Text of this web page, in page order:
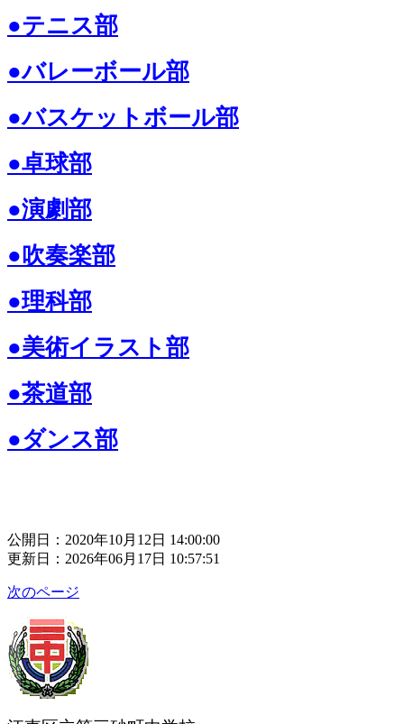
●テニス部
●バレーボール部
●バスケットボール部
●卓球部
●演劇部
●吹奏楽部
●理科部
●美術イラスト部
●茶道部
●ダンス部
公開日：2020年10月12日 14:00:00
更新日：2026年06月17日 10:57:51
次のページ